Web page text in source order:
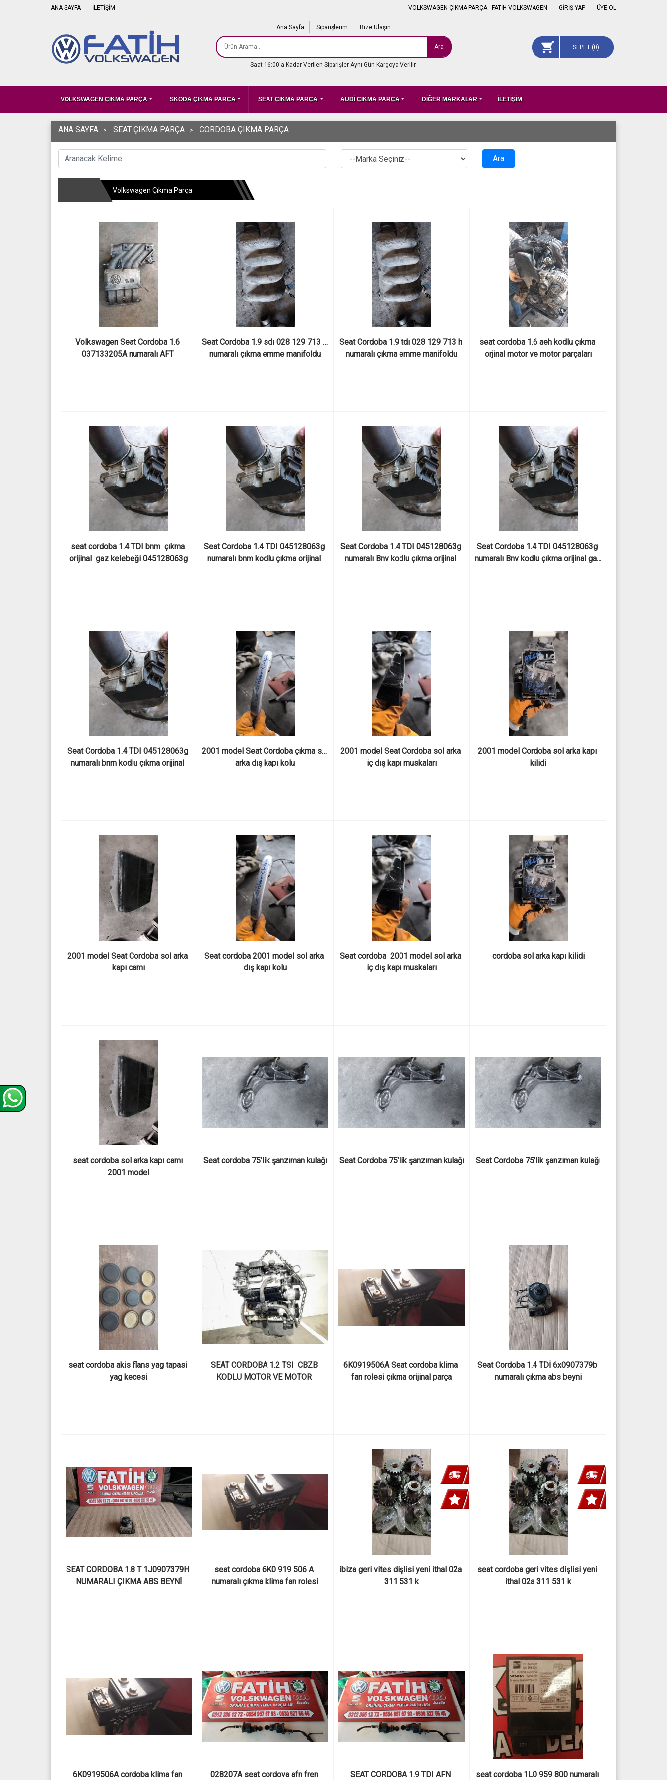
ANA SAYFA İLETİŞİM VOLKSWAGEN ÇIKMA PARÇA - FATİH VOLKSWAGEN GİRİŞ YAP ÜYE OL
Ana Sayfa Siparişlerim Bize Ulaşın
Ara
Saat 16:00'a Kadar Verilen Siparişler Aynı Gün Kargoya Verilir.
SEPET (0)
VOLKSWAGEN ÇIKMA PARÇA SKODA ÇIKMA PARÇA SEAT ÇIKMA PARÇA AUDİ ÇIKMA PARÇA DİĞER MARKALAR İLETİŞİM
ANA SAYFA SEAT ÇIKMA PARÇA CORDOBA ÇIKMA PARÇA
Volkswagen Çıkma Parça
Volkswagen Seat Cordoba 1.6
037133205A numaralı AFT
Seat Cordoba 1.9 sdı 028 129 713 h
numaralı çıkma emme manifoldu
Seat Cordoba 1.9 tdı 028 129 713 h
numaralı çıkma emme manifoldu
seat cordoba 1.6 aeh kodlu çıkma
orjinal motor ve motor parçaları
seat cordoba 1.4 TDI bnm  çıkma
orijinal  gaz kelebeği 045128063g
Seat Cordoba 1.4 TDI 045128063g
numaralı bnm kodlu çıkma orijinal
Seat Cordoba 1.4 TDI 045128063g
numaralı Bnv kodlu çıkma orijinal
Seat Cordoba 1.4 TDI 045128063g
numaralı Bnv kodlu çıkma orijinal gaz
Seat Cordoba 1.4 TDI 045128063g
numaralı bnm kodlu çıkma orijinal
2001 model Seat Cordoba çıkma sol
arka dış kapı kolu
2001 model Seat Cordoba sol arka
iç dış kapı muskaları
2001 model Cordoba sol arka kapı
kilidi
2001 model Seat Cordoba sol arka
kapı camı
Seat cordoba 2001 model sol arka
dış kapı kolu
Seat cordoba  2001 model sol arka
iç dış kapı muskaları
cordoba sol arka kapı kilidi
seat cordoba sol arka kapı camı
2001 model
Seat cordoba 75'lik şanzıman kulağı Seat Cordoba 75'lik şanzıman kulağı Seat Cordoba 75'lik şanzıman kulağı
seat cordoba akis flans yag tapasi
yag kecesi
SEAT CORDOBA 1.2 TSI  CBZB
KODLU MOTOR VE MOTOR
6K0919506A Seat cordoba klima
fan rolesi çıkma orijinal parça
Seat Cordoba 1.4 TDİ 6x0907379b
numaralı çıkma abs beyni
SEAT CORDOBA 1.8 T 1J0907379H
NUMARALI ÇIKMA ABS BEYNİ
seat cordoba 6K0 919 506 A
numaralı çıkma klima fan rolesi
ibiza geri vites dişlisi yeni ithal 02a
311 531 k
seat cordoba geri vites dişlisi yeni
ithal 02a 311 531 k
6K0919506A cordoba klima fan 028207A seat cordova afn fren SEAT CORDOBA 1.9 TDI AFN seat cordoba 1L0 959 800 numaralı